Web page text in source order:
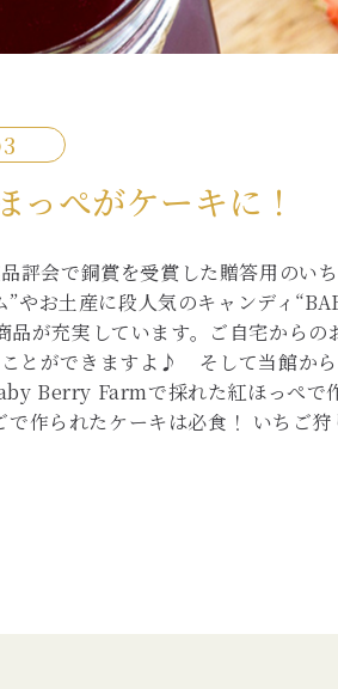
ぺがケーキに！
会で銅賞を受賞した贈答用のいち
お土産に段人気のキャンディ
が充実しています。ご自宅からの
ことができますよ♪ そして当館か
Berry Farmで採れた紅ほっぺで
作られたケーキは必食！ いちご